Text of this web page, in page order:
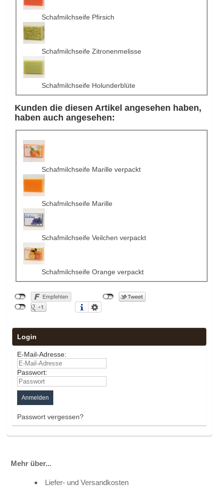
Schafmilchseife Pfirsich
Schafmilchseife Zitronenmelisse
Schafmilchseife Holunderblüte
Kunden die diesen Artikel angesehen haben,
haben auch angesehen:
Schafmilchseife Marille verpackt
Schafmilchseife Marille
Schafmilchseife Veilchen verpackt
Schafmilchseife Orange verpackt
Login
E-Mail-Adresse:
Passwort:
Passwort vergessen?
Mehr über...
Liefer- und Versandkosten